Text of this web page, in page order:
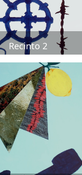
Recinto 2